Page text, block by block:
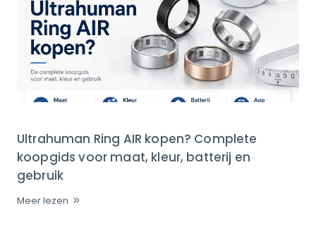
Ultrahuman Ring AIR kopen? Complete
koopgids voor maat, kleur, batterij en
gebruik
Meer lezen